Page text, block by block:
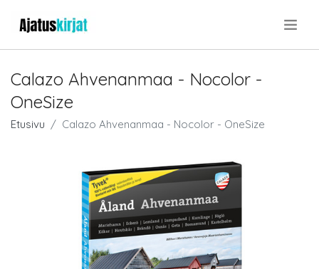
Calazo Ahvenanmaa - Nocolor -
OneSize
Etusivu Calazo Ahvenanmaa - Nocolor - OneSize